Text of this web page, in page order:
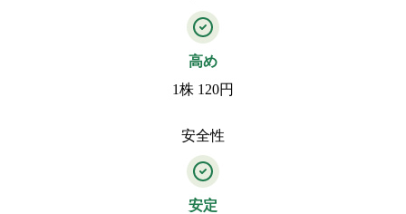
高め
1株 120円
安全性
安定